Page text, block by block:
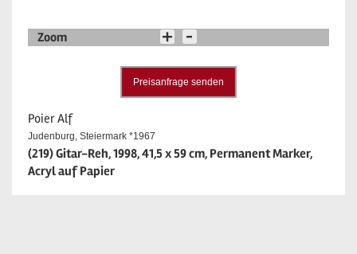
Zoom
Preisanfrage senden
Poier Alf
Judenburg, Steiermark *1967
(219) Gitar-Reh, 1998, 41,5 x 59 cm, Permanent Marker,
Acryl auf Papier